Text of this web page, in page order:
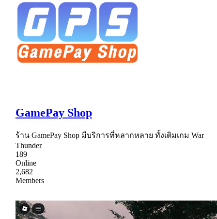
GamePay Shop
ร้าน GamePay Shop มีบริการที่หลากหลาย ทั้งเติมเกม War
Thunder
189
Online
2,682
Members